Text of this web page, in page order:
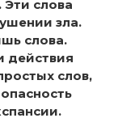
слова
зла.
слова.
действия
слов,